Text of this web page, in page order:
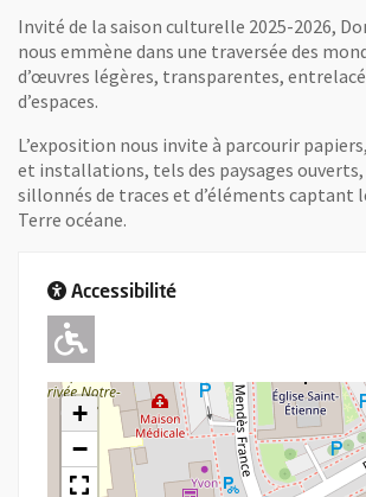
Invité de la saison culturelle 2025-2026,
nous emmène dans une traversée des
d’œuvres légères, transparentes,
d’espaces.
L’exposition nous invite à parcourir
et installations, tels des paysages
sillonnés de traces et d’éléments captant
Terre océane.
Accessibilité
Adapté pour
+
−